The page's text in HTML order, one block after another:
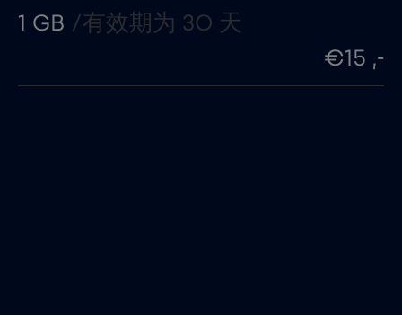
1 GB /有效期为 30 天
€15 ,-